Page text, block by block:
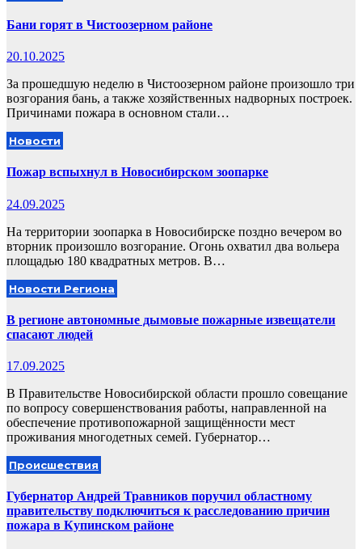
Бани горят в Чистоозерном районе
20.10.2025
За прошедшую неделю в Чистоозерном районе произошло три
возгорания бань, а также хозяйственных надворных построек.
Причинами пожара в основном стали…
Новости
Пожар вспыхнул в Новосибирском зоопарке
24.09.2025
На территории зоопарка в Новосибирске поздно вечером во
вторник произошло возгорание. Огонь охватил два вольера
площадью 180 квадратных метров. В…
Новости Региона
В регионе автономные дымовые пожарные извещатели
спасают людей
17.09.2025
В Правительстве Новосибирской области прошло совещание
по вопросу совершенствования работы, направленной на
обеспечение противопожарной защищённости мест
проживания многодетных семей. Губернатор…
Происшествия
Губернатор Андрей Травников поручил областному
правительству подключиться к расследованию причин
пожара в Купинском районе